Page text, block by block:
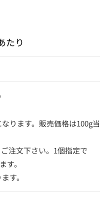
たり
ります。販売価格は100g当
注文下さい。1個指定で
す。
す。